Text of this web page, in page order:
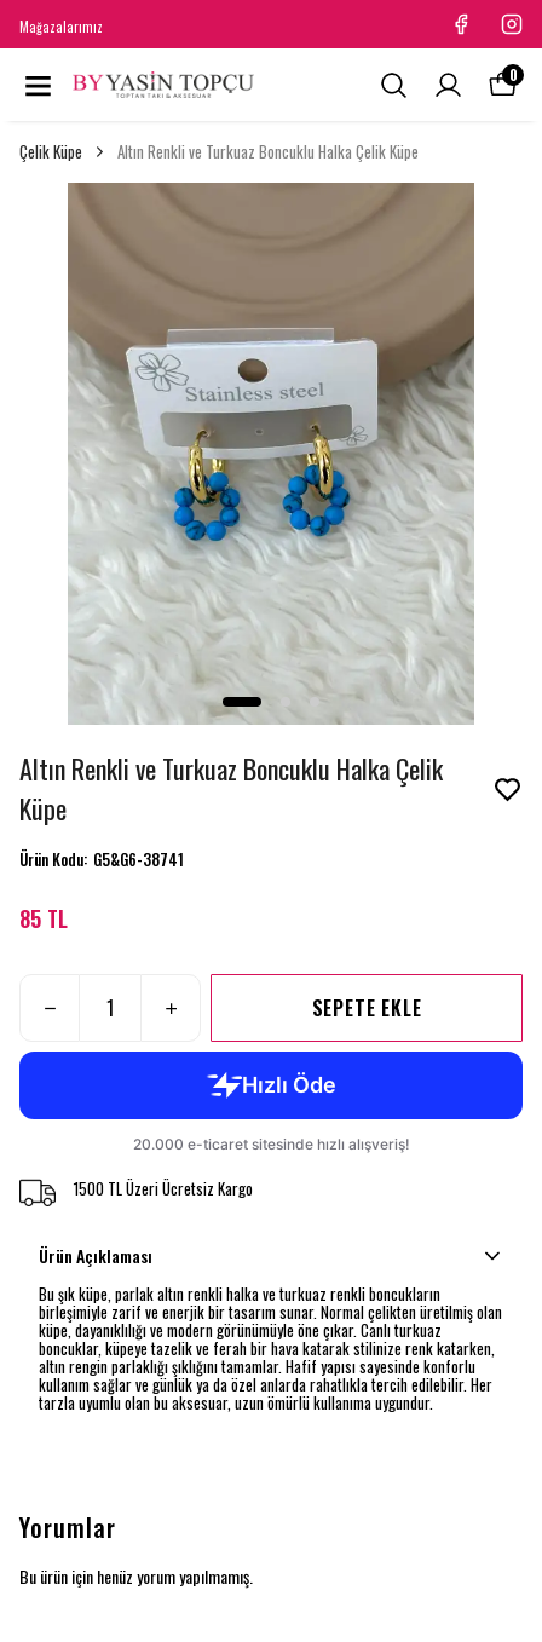
Mağazalarımız
0
Çelik Küpe Altın Renkli ve Turkuaz Boncuklu Halka Çelik Küpe
Altın Renkli ve Turkuaz Boncuklu Halka Çelik
Küpe
Ürün Kodu: G5&G6-38741
85 TL
SEPETE EKLE
1500 TL Üzeri Ücretsiz Kargo
Ürün Açıklaması
Bu şık küpe, parlak altın renkli halka ve turkuaz renkli boncukların
birleşimiyle zarif ve enerjik bir tasarım sunar. Normal çelikten üretilmiş olan
küpe, dayanıklılığı ve modern görünümüyle öne çıkar. Canlı turkuaz
boncuklar, küpeye tazelik ve ferah bir hava katarak stilinize renk katarken,
altın rengin parlaklığı şıklığını tamamlar. Hafif yapısı sayesinde konforlu
kullanım sağlar ve günlük ya da özel anlarda rahatlıkla tercih edilebilir. Her
tarzla uyumlu olan bu aksesuar, uzun ömürlü kullanıma uygundur.
Yorumlar
Bu ürün için henüz yorum yapılmamış.